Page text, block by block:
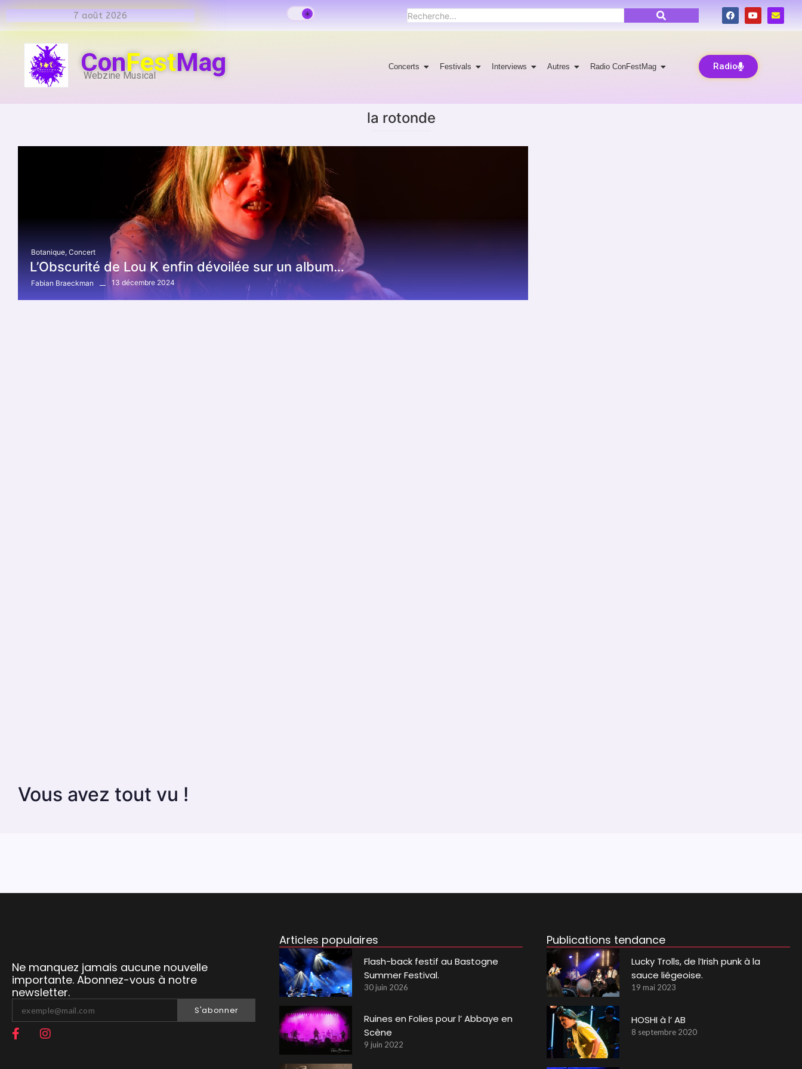
7 août 2026
ConFestMag
Webzine Musical
Concerts Festivals Interviews Autres Radio ConFestMag Radio
la rotonde
Botanique, Concert
L’Obscurité de Lou K enfin dévoilée sur un album…
Fabian Braeckman 13 décembre 2024
Vous avez tout vu !
Ne manquez jamais aucune nouvelle
importante. Abonnez-vous à notre
newsletter.
S'abonner
Articles populaires
Flash-back festif au Bastogne
Summer Festival.
30 juin 2026
Ruines en Folies pour l’ Abbaye en
Scène
9 juin 2022
Publications tendance
Lucky Trolls, de l’Irish punk à la
sauce liégeoise.
19 mai 2023
HOSHI à l’ AB
8 septembre 2020